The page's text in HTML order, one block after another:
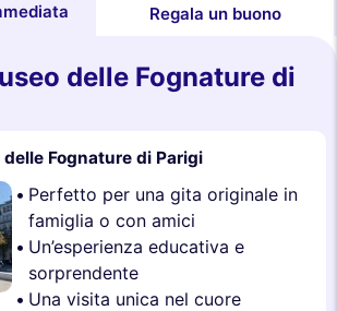
Regala un buono
delle Fognature di
Fognature di Parigi
Perfetto per una gita originale in
famiglia o con amici
Un’esperienza educativa e
sorprendente
Una visita unica nel cuore